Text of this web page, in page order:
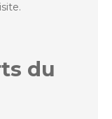
du